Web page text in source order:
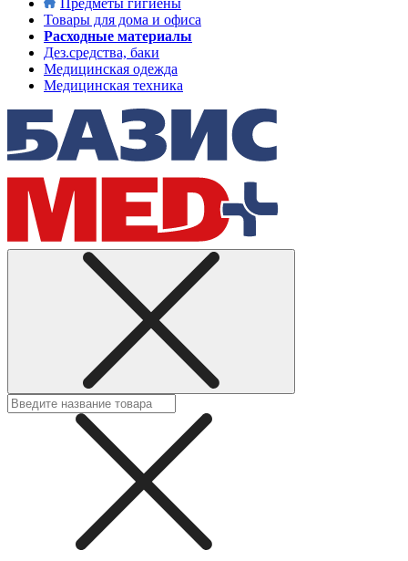
Предметы гигиены
Товары для дома и офиса
Расходные материалы
Дез.средства, баки
Медицинская одежда
Медицинская техника